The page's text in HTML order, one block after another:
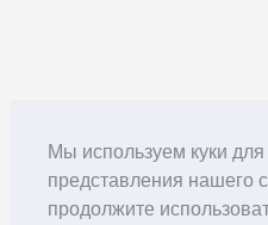
Мы используем куки
представления нашего
продолжите